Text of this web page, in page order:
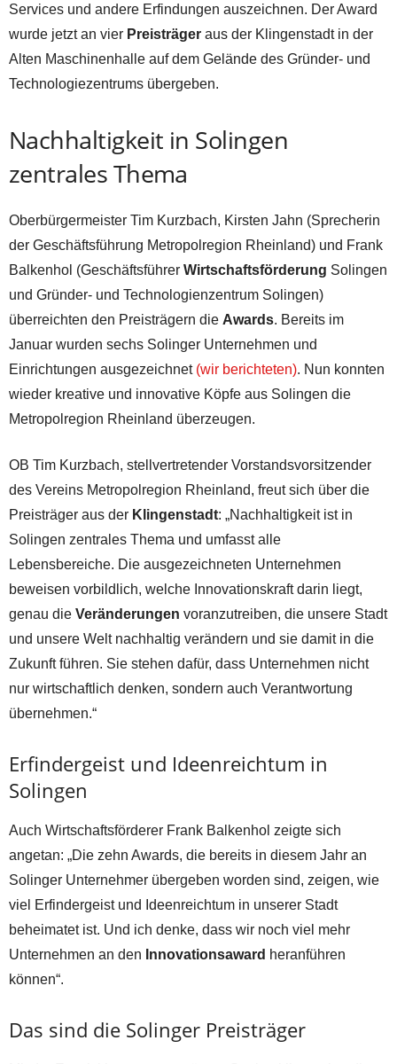
Services und andere Erfindungen auszeichnen. Der Award
wurde jetzt an vier Preisträger aus der Klingenstadt in der
Alten Maschinenhalle auf dem Gelände des Gründer- und
Technologiezentrums übergeben.
Nachhaltigkeit in Solingen
zentrales Thema
Oberbürgermeister Tim Kurzbach, Kirsten Jahn (Sprecherin
der Geschäftsführung Metropolregion Rheinland) und Frank
Balkenhol (Geschäftsführer Wirtschaftsförderung Solingen
und Gründer- und Technologienzentrum Solingen)
überreichten den Preisträgern die Awards. Bereits im
Januar wurden sechs Solinger Unternehmen und
Einrichtungen ausgezeichnet (wir berichteten). Nun konnten
wieder kreative und innovative Köpfe aus Solingen die
Metropolregion Rheinland überzeugen.
OB Tim Kurzbach, stellvertretender Vorstandsvorsitzender
des Vereins Metropolregion Rheinland, freut sich über die
Preisträger aus der Klingenstadt: „Nachhaltigkeit ist in
Solingen zentrales Thema und umfasst alle
Lebensbereiche. Die ausgezeichneten Unternehmen
beweisen vorbildlich, welche Innovationskraft darin liegt,
genau die Veränderungen voranzutreiben, die unsere Stadt
und unsere Welt nachhaltig verändern und sie damit in die
Zukunft führen. Sie stehen dafür, dass Unternehmen nicht
nur wirtschaftlich denken, sondern auch Verantwortung
übernehmen.“
Erfindergeist und Ideenreichtum in
Solingen
Auch Wirtschaftsförderer Frank Balkenhol zeigte sich
angetan: „Die zehn Awards, die bereits in diesem Jahr an
Solinger Unternehmer übergeben worden sind, zeigen, wie
viel Erfindergeist und Ideenreichtum in unserer Stadt
beheimatet ist. Und ich denke, dass wir noch viel mehr
Unternehmen an den Innovationsaward heranführen
können“.
Das sind die Solinger Preisträger